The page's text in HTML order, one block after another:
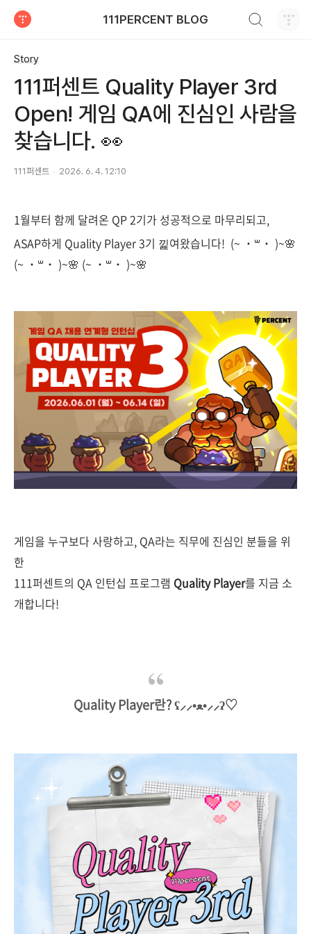
111PERCENT BLOG
Story
111퍼센트 Quality Player 3rd
Open! 게임 QA에 진심인 사람을
찾습니다. 👀
111퍼센트 2026. 6. 4. 12:10
1월부터 함께 달려온 QP 2기가 성공적으로 마무리되고,
ASAP하게 Quality Player 3기 낉여왔습니다! (~ ˙꒳​˙ )~🌸
(~ ˙꒳​˙ )~🌸 (~ ˙꒳​˙ )~🌸
게임을 누구보다 사랑하고, QA라는 직무에 진심인 분들을 위
한
111퍼센트의 QA 인턴십 프로그램 Quality Player를 지금 소
개합니다!
Quality Player란? ʕ⸝⸝•ﻌ•⸝⸝ʔ♡